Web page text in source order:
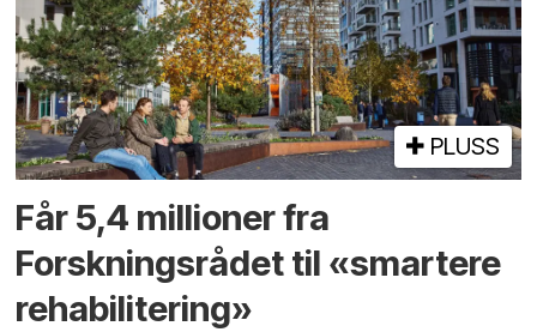
PLUSS
Får 5,4 millioner fra
Forskningsrådet til «smartere
rehabilitering»